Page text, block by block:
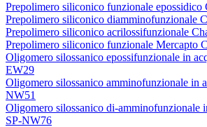
Prepolimero siliconico funzionale
Prepolimero siliconico diamminofunzionale
Prepolimero siliconico acrilossifunzionale
Prepolimero siliconico funzionale Mercapto
Oligomero silossanico epossifunzionale in
EW29
Oligomero silossanico amminofunzionale in
NW51
Oligomero silossanico di-amminofunzionale
SP-NW76